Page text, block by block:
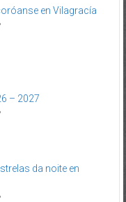
en Vilagracía
– 2027
da noite en